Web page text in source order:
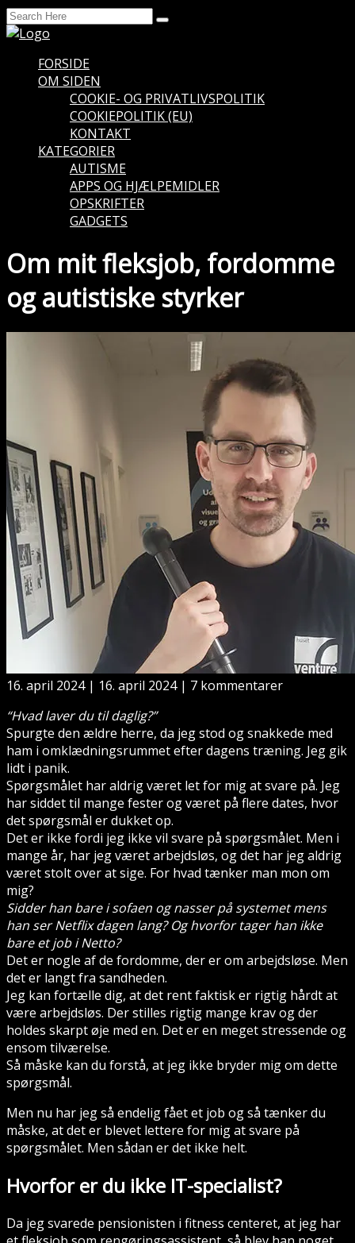
FORSIDE
OM SIDEN
COOKIE- OG PRIVATLIVSPOLITIK
COOKIEPOLITIK (EU)
KONTAKT
KATEGORIER
AUTISME
APPS OG HJÆLPEMIDLER
OPSKRIFTER
GADGETS
Om mit fleksjob, fordomme
og autistiske styrker
16. april 2024 | 16. april 2024 | 7 kommentarer
“Hvad laver du til daglig?”
Spurgte den ældre herre, da jeg stod og snakkede med
ham i omklædningsrummet efter dagens træning. Jeg gik
lidt i panik.
Spørgsmålet har aldrig været let for mig at svare på. Jeg
har siddet til mange fester og været på flere dates, hvor
det spørgsmål er dukket op.
Det er ikke fordi jeg ikke vil svare på spørgsmålet. Men i
mange år, har jeg været arbejdsløs, og det har jeg aldrig
været stolt over at sige. For hvad tænker man mon om
mig?
Sidder han bare i sofaen og nasser på systemet mens
han ser Netflix dagen lang? Og hvorfor tager han ikke
bare et job i Netto?
Det er nogle af de fordomme, der er om arbejdsløse. Men
det er langt fra sandheden.
Jeg kan fortælle dig, at det rent faktisk er rigtig hårdt at
være arbejdsløs. Der stilles rigtig mange krav og der
holdes skarpt øje med en. Det er en meget stressende og
ensom tilværelse.
Så måske kan du forstå, at jeg ikke bryder mig om dette
spørgsmål.
Men nu har jeg så endelig fået et job og så tænker du
måske, at det er blevet lettere for mig at svare på
spørgsmålet. Men sådan er det ikke helt.
Hvorfor er du ikke IT-specialist?
Da jeg svarede pensionisten i fitness centeret, at jeg har